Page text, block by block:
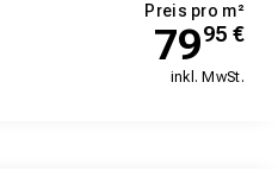
Preis pro m²
7995 €
inkl. MwSt.